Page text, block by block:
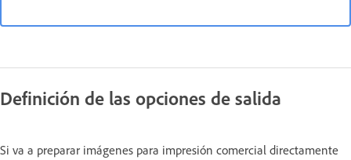
Definición de las opciones de salida
Si va a preparar imágenes para impresión comercial directamente